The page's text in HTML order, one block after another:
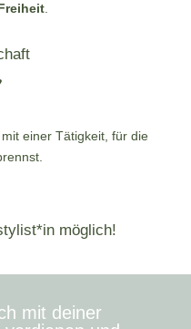
.
einer Tätigkeit, für die
möglich!
mit deiner